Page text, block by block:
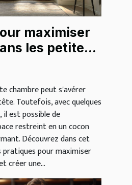
maximiser
les petites
chambre peut s'avérer
Toutefois, avec quelques
il est possible de
restreint en un cocon
Découvrez dans cet
pratiques pour maximiser
créer une...